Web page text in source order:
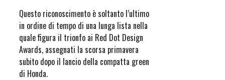
Questo riconoscimento è soltanto l’ultimo
in ordine di tempo di una lunga lista nella
quale figura il trionfo ai Red Dot Design
Awards, assegnati la scorsa primavera
subito dopo il lancio della compatta green
di Honda.